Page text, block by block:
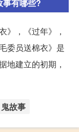
事有哪些?
》，《过年》，
委员送棉衣》是
地建立的初期，
鬼故事